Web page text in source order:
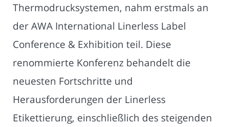
Thermodrucksystemen, nahm erstmals an
der AWA International Linerless Label
Conference & Exhibition teil. Diese
renommierte Konferenz behandelt die
neuesten Fortschritte und
Herausforderungen der Linerless
Etikettierung, einschließlich des steigenden